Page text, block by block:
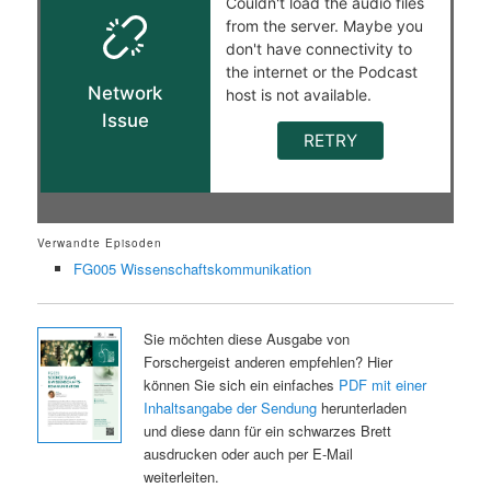
Verwandte Episoden
FG005 Wissenschaftskommunikation
Sie möchten diese Ausgabe von
Forschergeist anderen empfehlen? Hier
können Sie sich ein einfaches PDF mit einer
Inhaltsangabe der Sendungherunterladen
und diese dann für ein schwarzes Brett
ausdrucken oder auch per E-Mail
weiterleiten.